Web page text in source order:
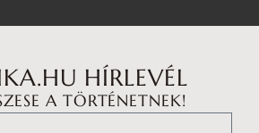
MédiaajánlatHÍRLEVÉL
A TÖRTÉNETNEK!